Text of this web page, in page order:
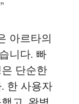
아르타의
니다. 빠
단순한
한 사용자